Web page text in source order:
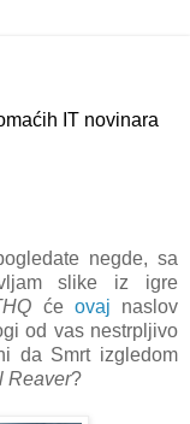
IT novinara
negde, sa
slike iz igre
će ovaj naslov
od vas nestrpljivo
da Smrt izgledom
Reaver?